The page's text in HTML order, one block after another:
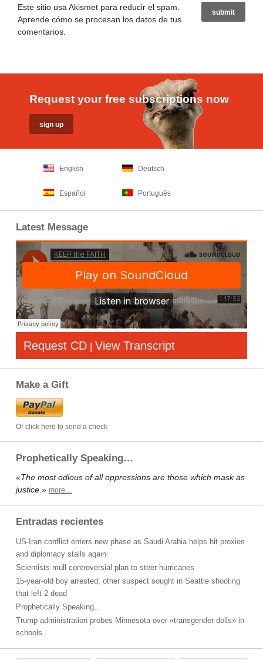
Este sitio usa Akismet para reducir el spam.
Aprende cómo se procesan los datos de tus
comentarios
Request your free subscriptions now
English Deutsch
Español Português
Latest Message
Request CD | View Transcript
Make a Gift
Or click here to send a check
Prophetically Speaking…
«The most odious of all oppressions are those which mask as
justice.» more…
Entradas recientes
US-Iran conflict enters new phase as Saudi Arabia helps hit proxies
and diplomacy stalls again
Scientists mull controversial plan to steer hurricanes
15-year-old boy arrested, other suspect sought in Seattle shooting
that left 2 dead
Prophetically Speaking…
Trump administration probes Minnesota over «transgender dolls» in
schools